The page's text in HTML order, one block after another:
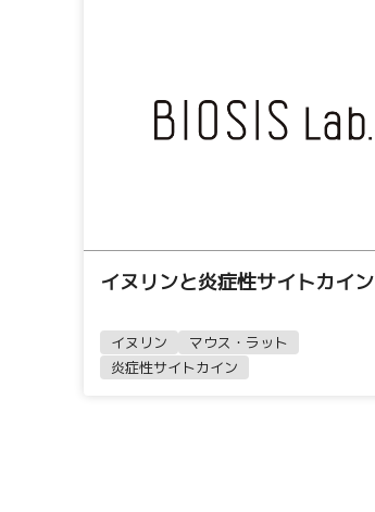
イヌリンと炎症性サイトカイン
イヌリン
マウス・ラット
炎症性サイトカイン